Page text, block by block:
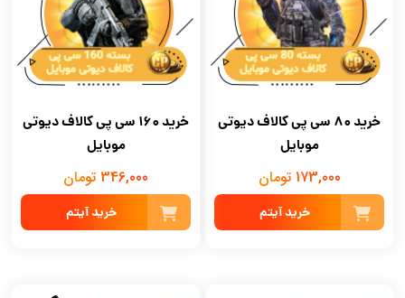
خرید 80 سی پی کالاف دیوتی
موبایل
173,000 تومان
خرید آیتم
خرید ۱۶۰ سی پی کالاف دیوتی
موبایل
346,000 تومان
خرید آیتم